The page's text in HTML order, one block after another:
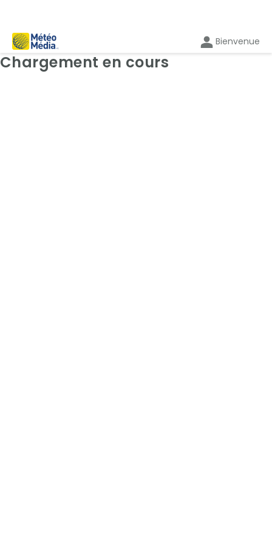
Bienvenue
Cartes: Radar
Chargement en cours